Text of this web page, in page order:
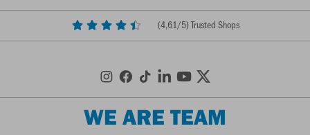
(4,61/5) Trusted Shops
WE ARE TEAM